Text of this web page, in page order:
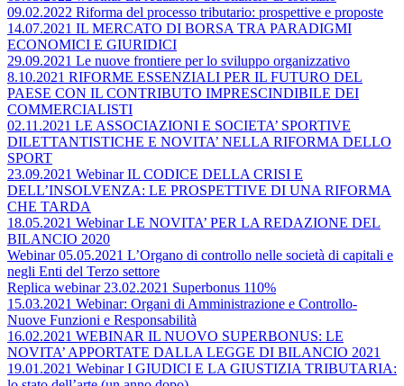
09.02.2022 Riforma del processo tributario: prospettive e proposte
14.07.2021 IL MERCATO DI BORSA TRA PARADIGMI
ECONOMICI E GIURIDICI
29.09.2021 Le nuove frontiere per lo sviluppo organizzativo
8.10.2021 RIFORME ESSENZIALI PER IL FUTURO DEL
PAESE CON IL CONTRIBUTO IMPRESCINDIBILE DEI
COMMERCIALISTI
02.11.2021 LE ASSOCIAZIONI E SOCIETA’ SPORTIVE
DILETTANTISTICHE E NOVITA’ NELLA RIFORMA DELLO
SPORT
23.09.2021 Webinar IL CODICE DELLA CRISI E
DELL’INSOLVENZA: LE PROSPETTIVE DI UNA RIFORMA
CHE TARDA
18.05.2021 Webinar LE NOVITA’ PER LA REDAZIONE DEL
BILANCIO 2020
Webinar 05.05.2021 L’Organo di controllo nelle società di capitali e
negli Enti del Terzo settore
Replica webinar 23.02.2021 Superbonus 110%
15.03.2021 Webinar: Organi di Amministrazione e Controllo-
Nuove Funzioni e Responsabilità
16.02.2021 WEBINAR IL NUOVO SUPERBONUS: LE
NOVITA’ APPORTATE DALLA LEGGE DI BILANCIO 2021
19.01.2021 Webinar I GIUDICI E LA GIUSTIZIA TRIBUTARIA: